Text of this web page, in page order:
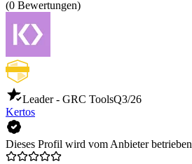
(0 Bewertungen)
Leader - GRC ToolsQ3/26
Kertos
Dieses Profil wird vom Anbieter betrieben